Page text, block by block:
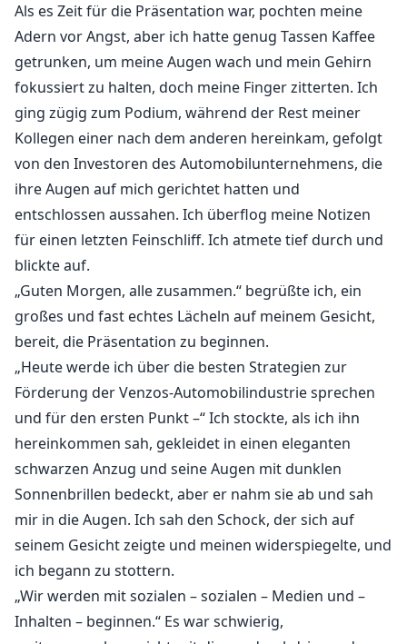
Als es Zeit für die Präsentation war, pochten meine
Adern vor Angst, aber ich hatte genug Tassen Kaffee
getrunken, um meine Augen wach und mein Gehirn
fokussiert zu halten, doch meine Finger zitterten. Ich
ging zügig zum Podium, während der Rest meiner
Kollegen einer nach dem anderen hereinkam, gefolgt
von den Investoren des Automobilunternehmens, die
ihre Augen auf mich gerichtet hatten und
entschlossen aussahen. Ich überflog meine Notizen
für einen letzten Feinschliff. Ich atmete tief durch und
blickte auf.
„Guten Morgen, alle zusammen.“ begrüßte ich, ein
großes und fast echtes Lächeln auf meinem Gesicht,
bereit, die Präsentation zu beginnen.
„Heute werde ich über die besten Strategien zur
Förderung der Venzos-Automobilindustrie sprechen
und für den ersten Punkt –“ Ich stockte, als ich ihn
hereinkommen sah, gekleidet in einen eleganten
schwarzen Anzug und seine Augen mit dunklen
Sonnenbrillen bedeckt, aber er nahm sie ab und sah
mir in die Augen. Ich sah den Schock, der sich auf
seinem Gesicht zeigte und meinen widerspiegelte, und
ich begann zu stottern.
„Wir werden mit sozialen – sozialen – Medien und –
Inhalten – beginnen.“ Es war schwierig,